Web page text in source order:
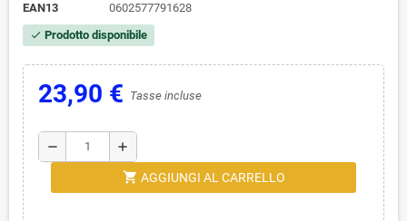
EAN13
0602577791628
check Prodotto disponibile
23,90 € Tasse incluse
remove add
shopping_cart AGGIUNGI AL CARRELLO